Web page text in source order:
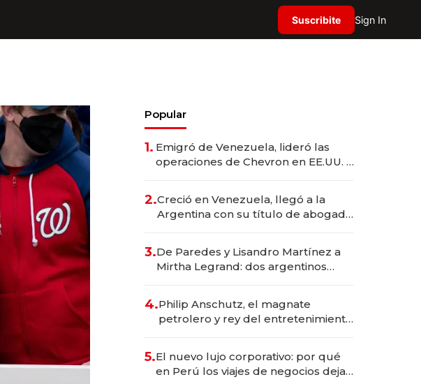
Suscribite Sign In
Popular
1. Emigró de Venezuela, lideró las
operaciones de Chevron en EE.UU. y
2.Creció en Venezuela, llegó a la
Argentina con su título de abogado
marcas "fast premium"
3.De Paredes y Lisandro Martínez a
Mirtha Legrand: dos argentinos
4.Philip Anschutz, el magnate
petrolero y rey del entretenimiento
5.El nuevo lujo corporativo: por qué
en Perú los viajes de negocios dejan